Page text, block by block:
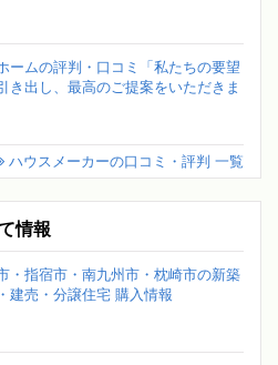
ームの評判・口コミ「私たちの要望
き出し、最高のご提案をいただきま
ハウスメーカーの口コミ・評判 一覧
情報
・指宿市・南九州市・枕崎市の新築
建売・分譲住宅 購入情報